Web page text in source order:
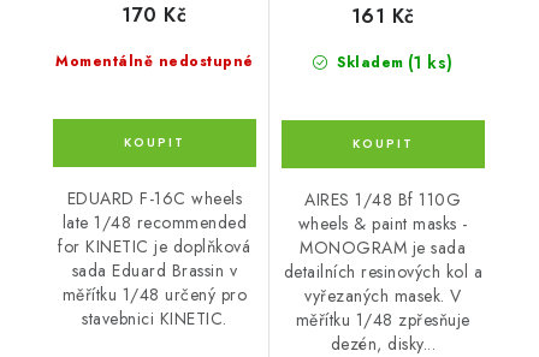
Momentálně nedostupné
170 Kč
EDUARD F-16C wheels
late 1/48 recommended
for KINETIC je doplňková
sada Eduard Brassin v
měřítku 1/48 určený pro
stavebnici KINETIC.
Skladem (1 ks)
161 Kč
AIRES 1/48 Bf 110G
wheels & paint masks -
MONOGRAM je sada
detailních resinových kol a
vyřezaných masek. V
měřítku 1/48 zpřesňuje
dezén, disky...